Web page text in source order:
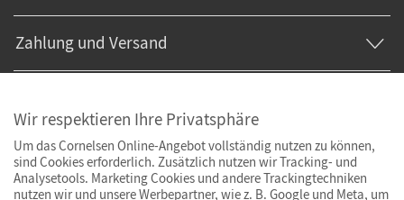
Zahlung und Versand
Wir respektieren Ihre Privatsphäre
Um das Cornelsen Online-Angebot vollständig nutzen zu können,
sind Cookies erforderlich. Zusätzlich nutzen wir Tracking- und
Analysetools. Marketing Cookies und andere Trackingtechniken
nutzen wir und unsere Werbepartner, wie z. B. Google und Meta, um